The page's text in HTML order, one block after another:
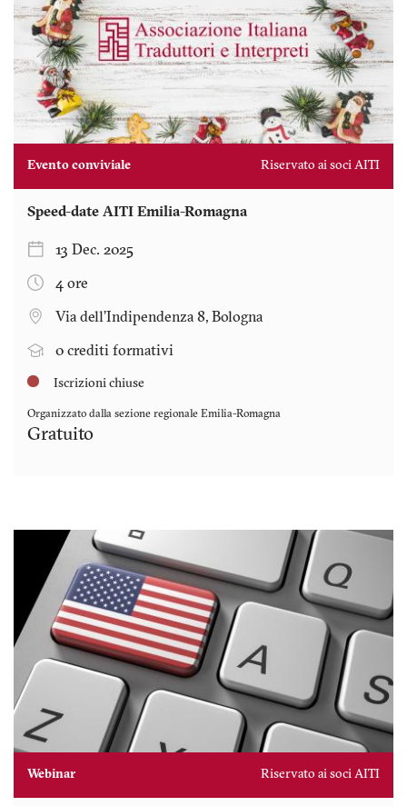
Evento conviviale Riservato ai soci AITI
Speed-date AITI Emilia-Romagna
13 Dec. 2025
4 ore
Via dell’Indipendenza 8, Bologna
0 crediti formativi
Iscrizioni chiuse
Organizzato dalla sezione regionale Emilia-Romagna
Gratuito
Webinar Riservato ai soci AITI